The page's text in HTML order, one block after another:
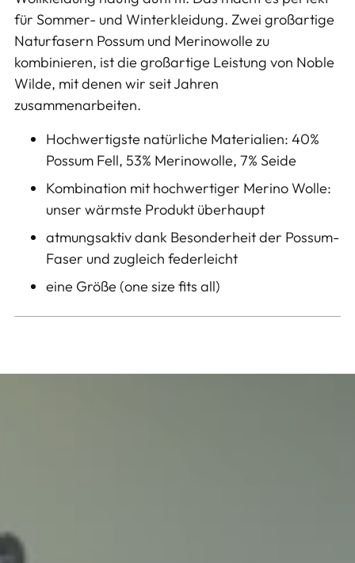
für Sommer- und Winterkleidung. Zwei großartige
Naturfasern Possum und Merinowolle zu
kombinieren, ist die großartige Leistung von Noble
Wilde, mit denen wir seit Jahren
zusammenarbeiten.
Hochwertigste natürliche Materialien: 40%
Possum Fell, 53% Merinowolle, 7% Seide
Kombination mit hochwertiger Merino Wolle:
unser wärmste Produkt überhaupt
atmungsaktiv dank Besonderheit der Possum-
Faser und zugleich federleicht
eine Größe (one size fits all)